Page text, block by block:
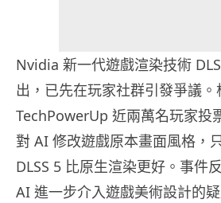
Nvidia 新一代遊戲渲染技術
出，已先在玩家社群引發爭議。
TechPowerUp 近兩萬名玩家投
對 AI 修改遊戲原本畫面風格，
DLSS 5 比原生渲染更好。事件
AI 進一步介入遊戲美術設計的疑